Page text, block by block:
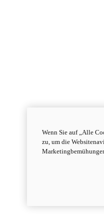
Wenn Sie auf „Alle
zu, um die